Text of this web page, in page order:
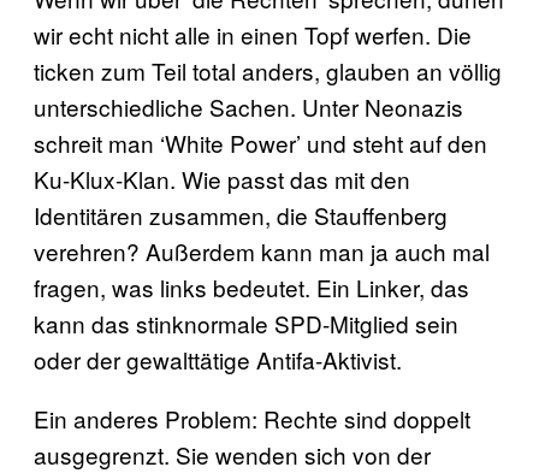
wir echt nicht alle in einen Topf werfen. Die
ticken zum Teil total anders, glauben an völlig
unterschiedliche Sachen. Unter Neonazis
schreit man ‘White Power’ und steht auf den
Ku-Klux-Klan. Wie passt das mit den
Identitären zusammen, die Stauffenberg
verehren? Außerdem kann man ja auch mal
fragen, was links bedeutet. Ein Linker, das
kann das stinknormale SPD-Mitglied sein
oder der gewalttätige Antifa-Aktivist.
Ein anderes Problem: Rechte sind doppelt
ausgegrenzt. Sie wenden sich von der